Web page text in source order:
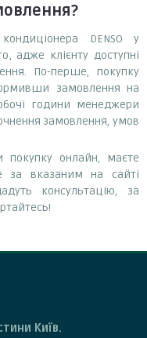
DENSO у
адже клієнту доступні
По-перше, покупку
замовлення на
години менеджери
замовлення, умов
онлайн, маєте
за вказаним на сайті
консультацію, за
Київ.